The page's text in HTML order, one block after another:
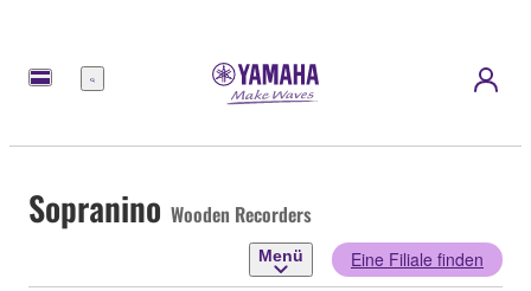
Menü
Sopranino Wooden Recorders
Menü Eine Filiale finden